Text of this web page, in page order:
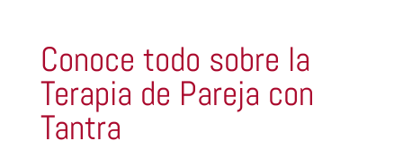
Conoce todo sobre la
Terapia de Pareja con
Tantra